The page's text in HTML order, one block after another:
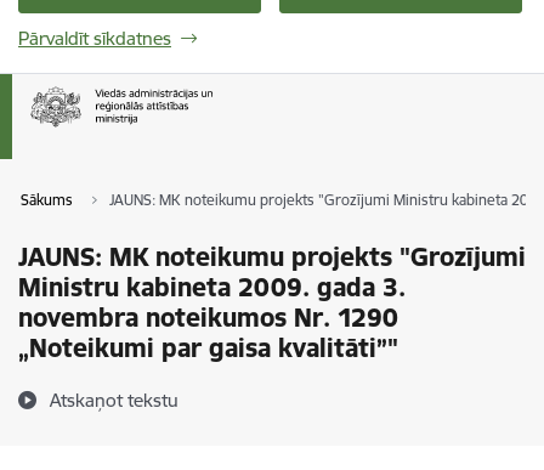
Pārvaldīt sīkdatnes
Sākums JAUNS: MK noteikumu projekts "Grozījumi Ministru kabineta
JAUNS: MK noteikumu projekts "Grozījumi
Ministru kabineta 2009. gada 3.
novembra noteikumos Nr. 1290
„Noteikumi par gaisa kvalitāti”"
Atskaņot tekstu